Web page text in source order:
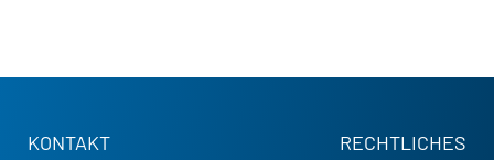
KONTAKT RECHTLICHES